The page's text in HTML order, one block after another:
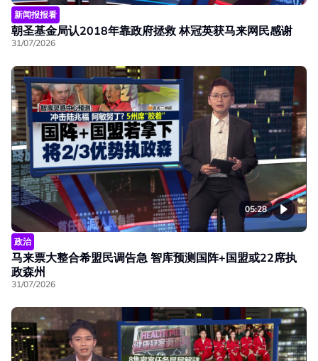
新闻报报看
朝圣基金局认2018年靠政府拯救 林冠英获马来网民感谢
31/07/2026
05:28
政治
马来票大整合希盟民调告急 智库预测国阵+国盟或22席执
政森州
31/07/2026